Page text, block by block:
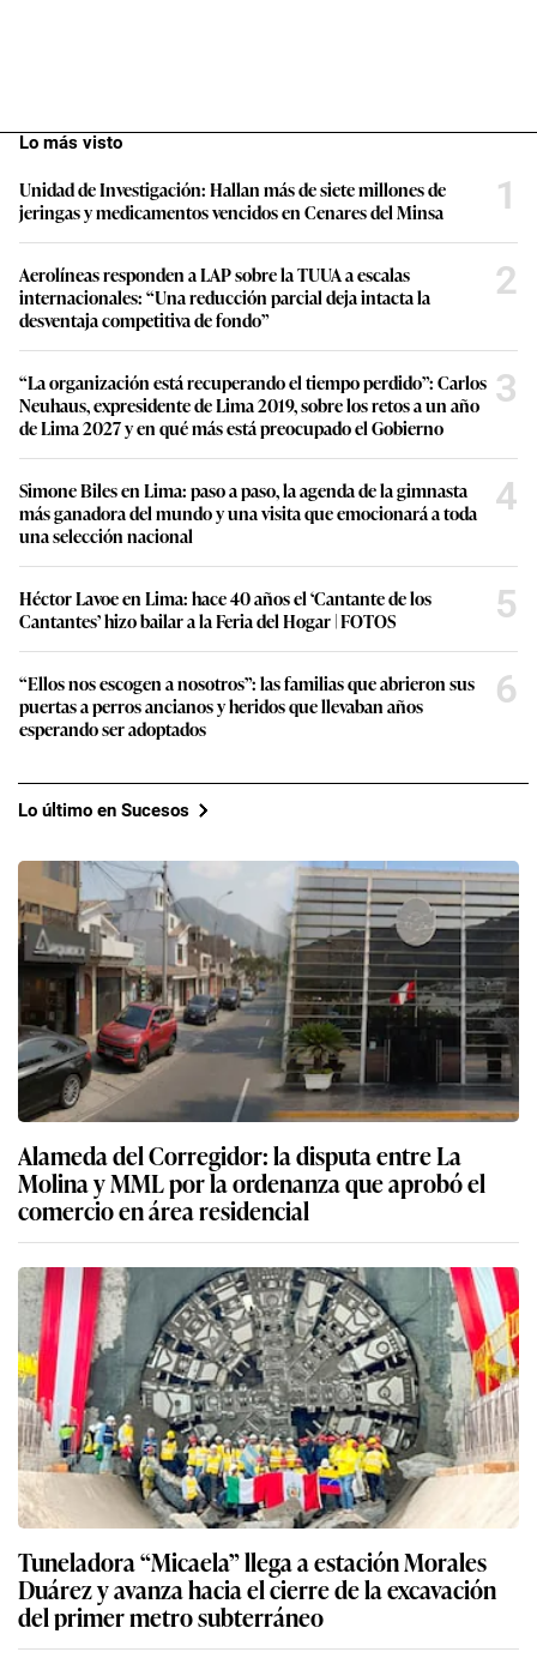
Lo más visto
Unidad de Investigación: Hallan más de siete millones de
jeringas y medicamentos vencidos en Cenares del Minsa
1
Aerolíneas responden a LAP sobre la TUUA a escalas
internacionales: “Una reducción parcial deja intacta la
desventaja competitiva de fondo”
2
“La organización está recuperando el tiempo perdido”: Carlos
Neuhaus, expresidente de Lima 2019, sobre los retos a un año
de Lima 2027 y en qué más está preocupado el Gobierno
3
Simone Biles en Lima: paso a paso, la agenda de la gimnasta
más ganadora del mundo y una visita que emocionará a toda
una selección nacional
4
Héctor Lavoe en Lima: hace 40 años el ‘Cantante de los
Cantantes’ hizo bailar a la Feria del Hogar | FOTOS
5
“Ellos nos escogen a nosotros”: las familias que abrieron sus
puertas a perros ancianos y heridos que llevaban años
esperando ser adoptados
6
Lo último en Sucesos
Alameda del Corregidor: la disputa entre La
Molina y MML por la ordenanza que aprobó el
comercio en área residencial
Tuneladora “Micaela” llega a estación Morales
Duárez y avanza hacia el cierre de la excavación
del primer metro subterráneo